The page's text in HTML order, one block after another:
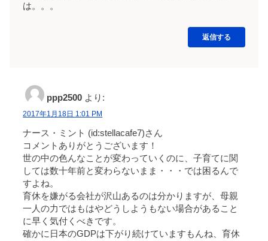
は。。。
返信する
ppp2500 より:
2017年1月18日 1:01 PM
ナース・ミント (id:stellacafe7)さん
コメントありがとうございます！
世の中の色んなことが変わっていくのに、子育てに関
しては数十年前と変わらないまま・・・では困るんで
すよね。
育休を嫌がる会社が沢山あるのは分かりますが、母親
一人の力ではもはやどうしようもない場合があること
に早く気付くべきです。
確かに日本のGDPは下がり続けていますもんね、育休